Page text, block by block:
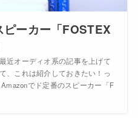
ーカー「FOSTEX
近オーディオ系の記事を上げて
、これは紹介しておきたい！っ
でド定番のスピーカー「F